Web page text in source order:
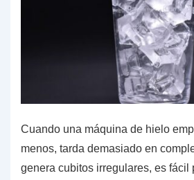
Cuando una máquina de hielo
menos, tarda demasiado en
genera cubitos irregulares, es fácil